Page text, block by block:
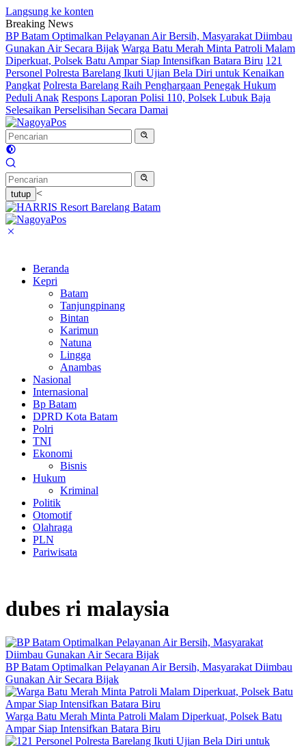
Langsung ke konten
Breaking News
BP Batam Optimalkan Pelayanan Air Bersih, Masyarakat Diimbau
Gunakan Air Secara Bijak Warga Batu Merah Minta Patroli Malam
Diperkuat, Polsek Batu Ampar Siap Intensifkan Batara Biru 121
Personel Polresta Barelang Ikuti Ujian Bela Diri untuk Kenaikan
Pangkat Polresta Barelang Raih Penghargaan Penegak Hukum
Peduli Anak Respons Laporan Polisi 110, Polsek Lubuk Baja
Selesaikan Perselisihan Secara Damai
tutup <
Beranda
Kepri
Batam
Tanjungpinang
Bintan
Karimun
Natuna
Lingga
Anambas
Nasional
Internasional
Bp Batam
DPRD Kota Batam
Polri
TNI
Ekonomi
Bisnis
Hukum
Kriminal
Politik
Otomotif
Olahraga
PLN
Pariwisata
dubes ri malaysia
BP Batam Optimalkan Pelayanan Air Bersih, Masyarakat Diimbau
Gunakan Air Secara Bijak
Warga Batu Merah Minta Patroli Malam Diperkuat, Polsek Batu
Ampar Siap Intensifkan Batara Biru